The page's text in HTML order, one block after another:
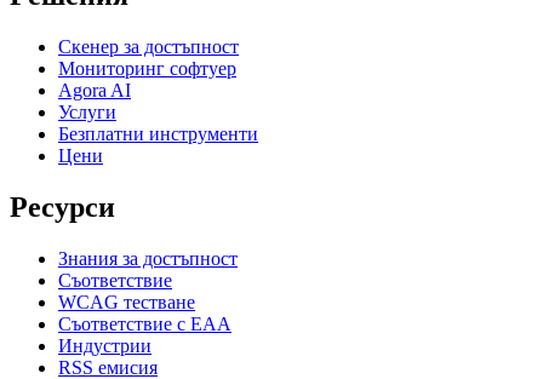
Скенер за достъпност
Мониторинг софтуер
Agora AI
Услуги
Безплатни инструменти
Цени
Ресурси
Знания за достъпност
Съответствие
WCAG тестване
Съответствие с EAA
Индустрии
RSS емисия